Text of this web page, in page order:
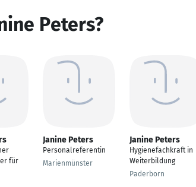
Peters?
für
Janine Peters
Personalreferentin
Marienmünster
Janine Peters
Hygienefachkraft in
Weiterbildung
Paderborn